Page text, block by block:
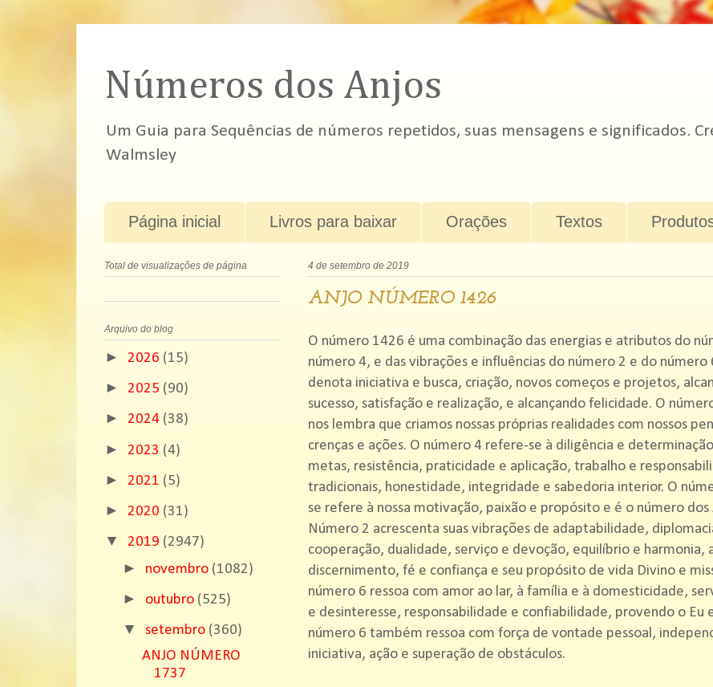
Números dos Anjos
Um Guia para Sequências de números repetidos, suas mensagens e significados.
Walmsley
Página inicial Livros para baixar Orações Textos
4 de setembro de 2019
ANJO NÚMERO 1426
O número 1426 é uma combinação das energias e atributos do
número 4, e das vibrações e influências do número 2 e do número
denota iniciativa e busca, criação, novos começos e projetos,
sucesso, satisfação e realização, e alcançando felicidade. O
nos lembra que criamos nossas próprias realidades com nossos
crenças e ações. O número 4 refere-se à diligência e
metas, resistência, praticidade e aplicação, trabalho e
tradicionais, honestidade, integridade e sabedoria interior. O
se refere à nossa motivação, paixão e propósito e é o número dos
Número 2 acrescenta suas vibrações de adaptabilidade,
cooperação, dualidade, serviço e devoção, equilíbrio e harmonia,
discernimento, fé e confiança e seu propósito de vida Divino e
número 6 ressoa com amor ao lar, à família e à domesticidade,
e desinteresse, responsabilidade e confiabilidade, provendo o Eu
número 6 também ressoa com força de vontade pessoal,
iniciativa, ação e superação de obstáculos.
Total de visualizações de página
Arquivo do blog
► 2026 (15)
► 2025 (90)
► 2024 (38)
► 2023 (4)
► 2021 (5)
► 2020 (31)
▼ 2019 (2947)
► novembro (1082)
► outubro (525)
▼setembro (360)
ANJO NÚMERO
1737